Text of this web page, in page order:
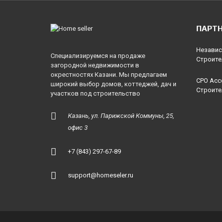
давления в системе.
Недостатки:...
задействованы
специалисты,
возможности и
ограничения
Специализируемся на продаже
загородной недвижимости в
окрестностях Казани. Мы предлагаем
широкий выбор домов, коттеджей, дач и
участков под строительство
Казань, ул. Парижской Коммуны, 25,
офис 3
+7 (843) 297-67-89
support@homeseler.ru
СРО